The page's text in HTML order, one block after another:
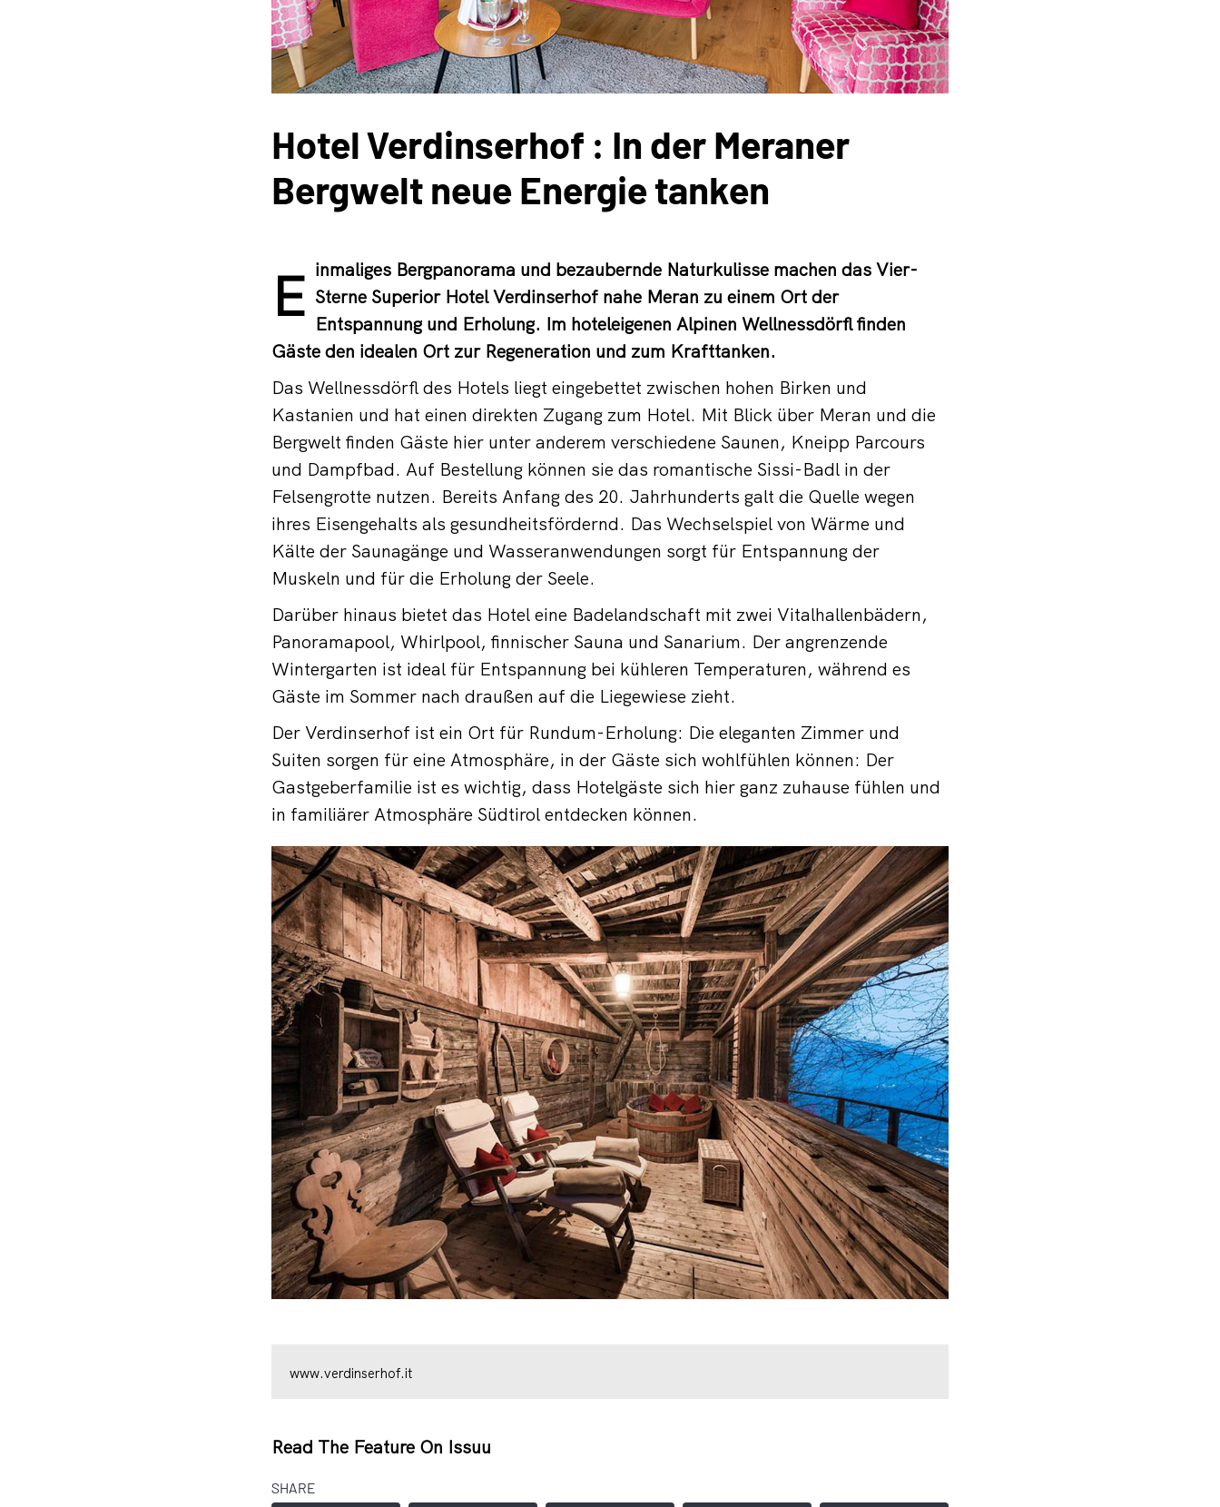
Hotel Verdinserhof : In der Meraner
Bergwelt neue Energie tanken
E inmaliges Bergpanorama und bezaubernde Naturkulisse machen das Vier-
Sterne Superior Hotel Verdinserhof nahe Meran zu einem Ort der
Entspannung und Erholung. Im hoteleigenen Alpinen Wellnessdörfl finden
Gäste den idealen Ort zur Regeneration und zum Krafttanken.
Das Wellnessdörfl des Hotels liegt eingebettet zwischen hohen Birken und
Kastanien und hat einen direkten Zugang zum Hotel. Mit Blick über Meran und die
Bergwelt finden Gäste hier unter anderem verschiedene Saunen, Kneipp Parcours
und Dampfbad. Auf Bestellung können sie das romantische Sissi-Badl in der
Felsengrotte nutzen. Bereits Anfang des 20. Jahrhunderts galt die Quelle wegen
ihres Eisengehalts als gesundheitsfördernd. Das Wechselspiel von Wärme und
Kälte der Saunagänge und Wasseranwendungen sorgt für Entspannung der
Muskeln und für die Erholung der Seele.
Darüber hinaus bietet das Hotel eine Badelandschaft mit zwei Vitalhallenbädern,
Panoramapool, Whirlpool, finnischer Sauna und Sanarium. Der angrenzende
Wintergarten ist ideal für Entspannung bei kühleren Temperaturen, während es
Gäste im Sommer nach draußen auf die Liegewiese zieht.
Der Verdinserhof ist ein Ort für Rundum-Erholung: Die eleganten Zimmer und
Suiten sorgen für eine Atmosphäre, in der Gäste sich wohlfühlen können: Der
Gastgeberfamilie ist es wichtig, dass Hotelgäste sich hier ganz zuhause fühlen und
in familiärer Atmosphäre Südtirol entdecken können.
www.verdinserhof.it
Read The Feature On Issuu
SHARE